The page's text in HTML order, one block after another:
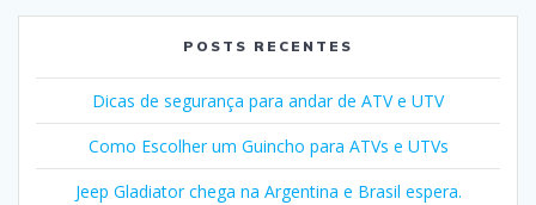
POSTS RECENTES
Dicas de segurança para andar de ATV e UTV
Como Escolher um Guincho para ATVs e UTVs
Jeep Gladiator chega na Argentina e Brasil espera.